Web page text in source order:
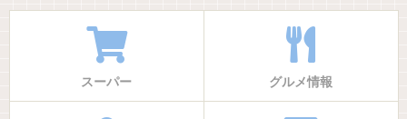
スーパー グルメ情報